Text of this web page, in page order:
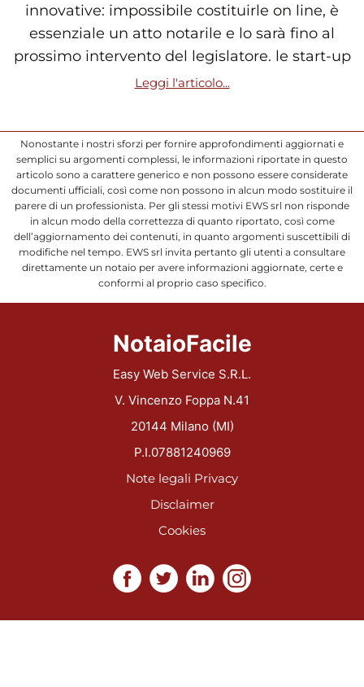
innovative: impossibile costituirle on line, è
essenziale un atto notarile e lo sarà fino al
prossimo intervento del legislatore. le start-up
Leggi l'articolo...
Nonostante i nostri sforzi per fornire approfondimenti aggiornati e
semplici su argomenti complessi, le informazioni riportate in questo
articolo sono a carattere generico e non possono essere considerate
documenti ufficiali, così come non possono in alcun modo sostituire il
parere di un professionista. Per gli stessi motivi EWS srl non risponde
in alcun modo della correttezza di quanto riportato, così come
dell’aggiornamento dei contenuti, in quanto argomenti suscettibili di
modifiche nel tempo. EWS srl invita pertanto gli utenti a consultare
direttamente un notaio per avere informazioni aggiornate, certe e
conformi al proprio caso specifico.
NotaioFacile
Easy Web Service S.R.L.
V. Vincenzo Foppa N.41
20144 Milano (MI)
P.I.07881240969
Note legali Privacy
Disclaimer
Cookies